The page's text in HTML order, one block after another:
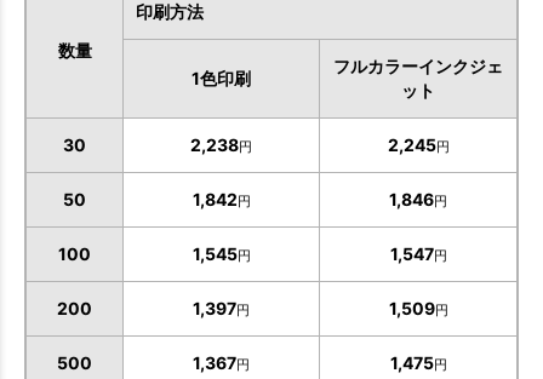
数量
印刷方法
1色印刷
フルカラーインクジェ
ット
30 2,238円 2,245円
50 1,842円 1,846円
100 1,545円 1,547円
200 1,397円 1,509円
500 1,367円 1,475円